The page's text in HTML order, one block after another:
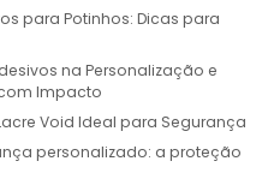
para Potinhos: Dicas para
na Personalização e
Impacto
Void Ideal para Segurança
personalizado: a proteção